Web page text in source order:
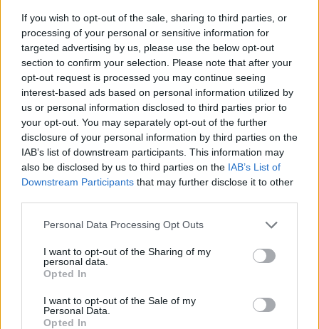
If you wish to opt-out of the sale, sharing to third parties, or
processing of your personal or sensitive information for
targeted advertising by us, please use the below opt-out
section to confirm your selection. Please note that after your
opt-out request is processed you may continue seeing
interest-based ads based on personal information utilized by
us or personal information disclosed to third parties prior to
your opt-out. You may separately opt-out of the further
disclosure of your personal information by third parties on the
IAB’s list of downstream participants. This information may
also be disclosed by us to third parties on the IAB’s List of
Downstream Participants that may further disclose it to other
Personal Data Processing Opt Outs
I want to opt-out of the Sharing of my
personal data.
Opted In
I want to opt-out of the Sale of my
Personal Data.
Opted In